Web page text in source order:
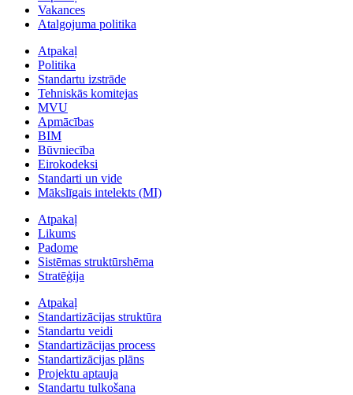
Vakances
Atalgojuma politika
Atpakaļ
Politika
Standartu izstrāde
Tehniskās komitejas
MVU
Apmācības
BIM
Būvniecība
Eirokodeksi
Standarti un vide
Mākslīgais intelekts (MI)
Atpakaļ
Likums
Padome
Sistēmas struktūrshēma
Stratēģija
Atpakaļ
Standartizācijas struktūra
Standartu veidi
Standartizācijas process
Standartizācijas plāns
Projektu aptauja
Standartu tulkošana